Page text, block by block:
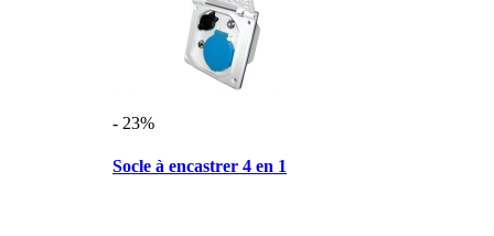
- 23%
Socle à encastrer 4 en 1